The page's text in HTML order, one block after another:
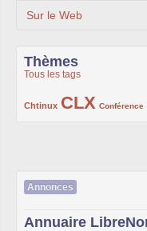
Sur le Web
Thèmes
Tous les tags
Chtinux
222/1002CLX
1002/1002 Conférence
132/1002
119/1002
168/1002
Annonces
Annuaire